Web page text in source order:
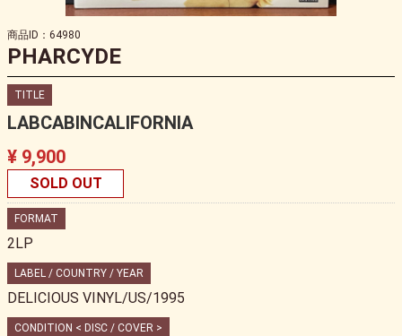
商品ID：64980
PHARCYDE
TITLE
LABCABINCALIFORNIA
¥ 9,900
SOLD OUT
FORMAT
2LP
LABEL / COUNTRY / YEAR
DELICIOUS VINYL/US/1995
CONDITION < DISC / COVER >